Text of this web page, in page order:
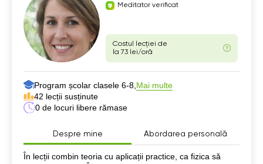
Meditator verificat
Costul lecției de
la 73 lei/oră
Program școlar clasele 6-8, Mai multe
42 lecții susținute
0 de locuri libere rămase
Despre mine Abordarea personală
Despre mine
În lecții combin teoria cu aplicații practice, ca fizica să